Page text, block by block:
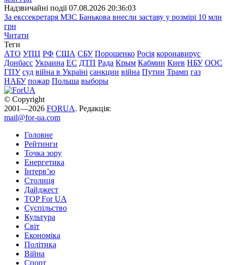
Надзвичайні події 07.08.2026 20:36:03
За екссекретаря МЗС Банькова внесли заставу у розмірі 10 млн
грн
Читати
Теги
АТО УПЦ РФ США СБУ Порошенко Росія коронавирус
Донбасс Украина ЕС ДТП Рада Крым Кабмин Киев НБУ ООС
ГПУ суд війна в Україні санкции війна Путин Трамп газ
НАБУ пожар Польша выборы
© Copyright
2001—2026 FORUA. Редакція:
mail@for-ua.com
Головне
Рейтинги
Точка зору
Енергетика
Інтерв’ю
Столиця
Дайджест
TOP For UA
Суспiльство
Культура
Світ
Економіка
Політика
Війна
Спорт